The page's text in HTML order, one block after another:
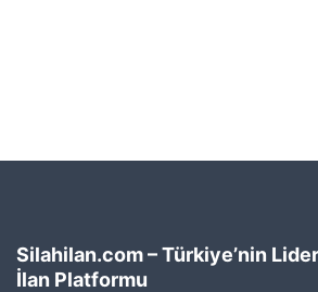
Silahilan.com – Türkiye’nin
İlan Platformu